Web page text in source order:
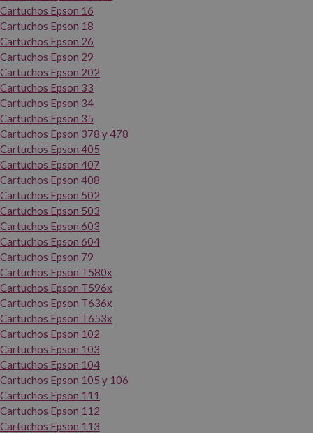
Cartuchos Epson 16
Cartuchos Epson 18
Cartuchos Epson 26
Cartuchos Epson 29
Cartuchos Epson 202
Cartuchos Epson 33
Cartuchos Epson 34
Cartuchos Epson 35
Cartuchos Epson 378 y 478
Cartuchos Epson 405
Cartuchos Epson 407
Cartuchos Epson 408
Cartuchos Epson 502
Cartuchos Epson 503
Cartuchos Epson 603
Cartuchos Epson 604
Cartuchos Epson 79
Cartuchos Epson T580x
Cartuchos Epson T596x
Cartuchos Epson T636x
Cartuchos Epson T653x
Cartuchos Epson 102
Cartuchos Epson 103
Cartuchos Epson 104
Cartuchos Epson 105 y 106
Cartuchos Epson 111
Cartuchos Epson 112
Cartuchos Epson 113